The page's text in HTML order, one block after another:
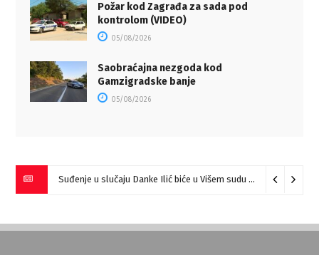
Požar kod Zagrađa za sada pod
kontrolom (VIDEO)
05/08/2026
Saobraćajna nezgoda kod
Gamzigradske banje
05/08/2026
Suđenje u slučaju Danke Ilić biće u Višem sudu u Negotinu?